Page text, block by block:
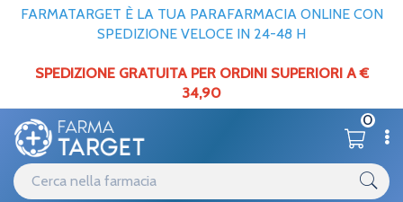
FARMATARGET È LA TUA PARAFARMACIA ONLINE CON
SPEDIZIONE VELOCE IN 24-48 H
SPEDIZIONE GRATUITA PER ORDINI SUPERIORI A €
34,90
0